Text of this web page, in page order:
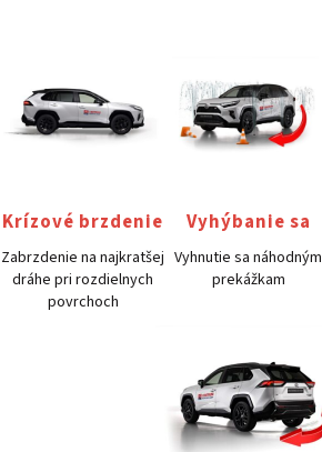
Krízové brzdenie
Zabrzdenie na najkratšej
dráhe pri rozdielnych
povrchoch
Vyhýbanie sa
Vyhnutie sa náhodným
prekážkam